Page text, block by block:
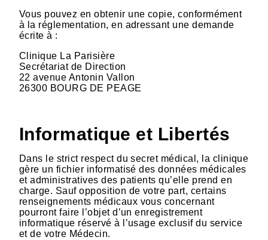
Vous pouvez en obtenir une copie, conformément
à la réglementation, en adressant une demande
écrite à :
Clinique La Parisière
Secrétariat de Direction
22 avenue Antonin Vallon
26300 BOURG DE PEAGE
Informatique et Libertés
Dans le strict respect du secret médical, la clinique
gère un fichier informatisé des données médicales
et administratives des patients qu’elle prend en
charge. Sauf opposition de votre part, certains
renseignements médicaux vous concernant
pourront faire l’objet d’un enregistrement
informatique réservé à l’usage exclusif du service
et de votre Médecin.